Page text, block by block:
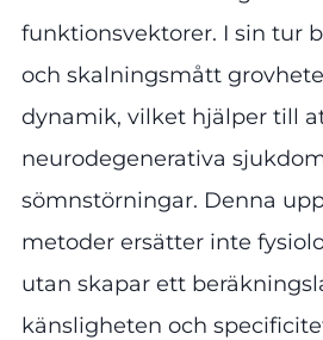
funktionsvektorer. I sin tur
och skalningsmått
dynamik, vilket hjälper till
neurodegenerativa
sömnstörningar. Denna
metoder ersätter inte
utan skapar ett
känsligheten och